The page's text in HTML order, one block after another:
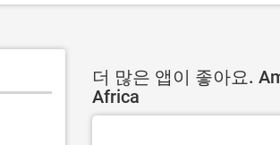
더 많은 앱이 좋아요.
Africa